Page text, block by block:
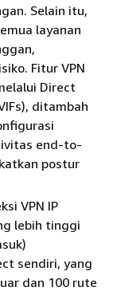
Selain itu,
layanan
Fitur VPN
Direct
ditambah
end-to-
postur
VPN IP
lebih tinggi
sendiri, yang
dan 100 rute